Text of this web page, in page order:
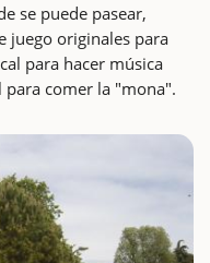
se puede pasear,
juego originales para
para hacer música
para comer la "mona".